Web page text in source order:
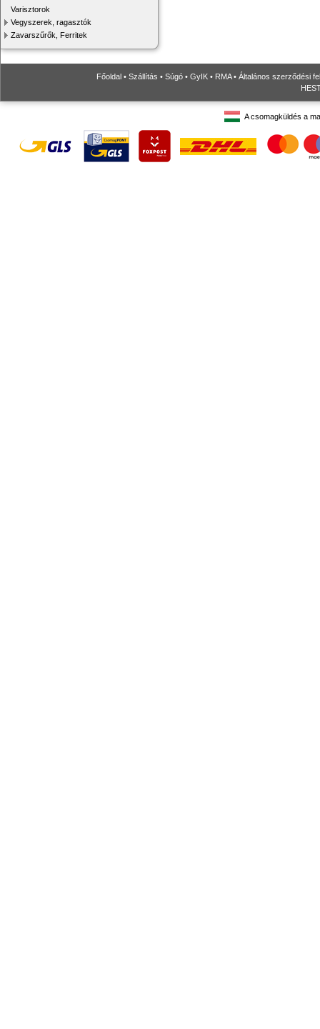
Varisztorok
Vegyszerek, ragasztók
Zavarszűrők, Ferritek
Főoldal • Szállítás • Súgó • GyIK • RMA• Általános szerződési
A csomagküldés a